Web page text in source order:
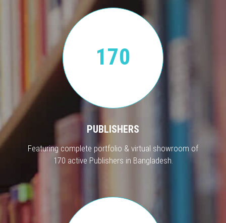
170
PUBLISHERS
Featuring complete portfolio & virtual showroom of
170 active Publishers in Bangladesh.